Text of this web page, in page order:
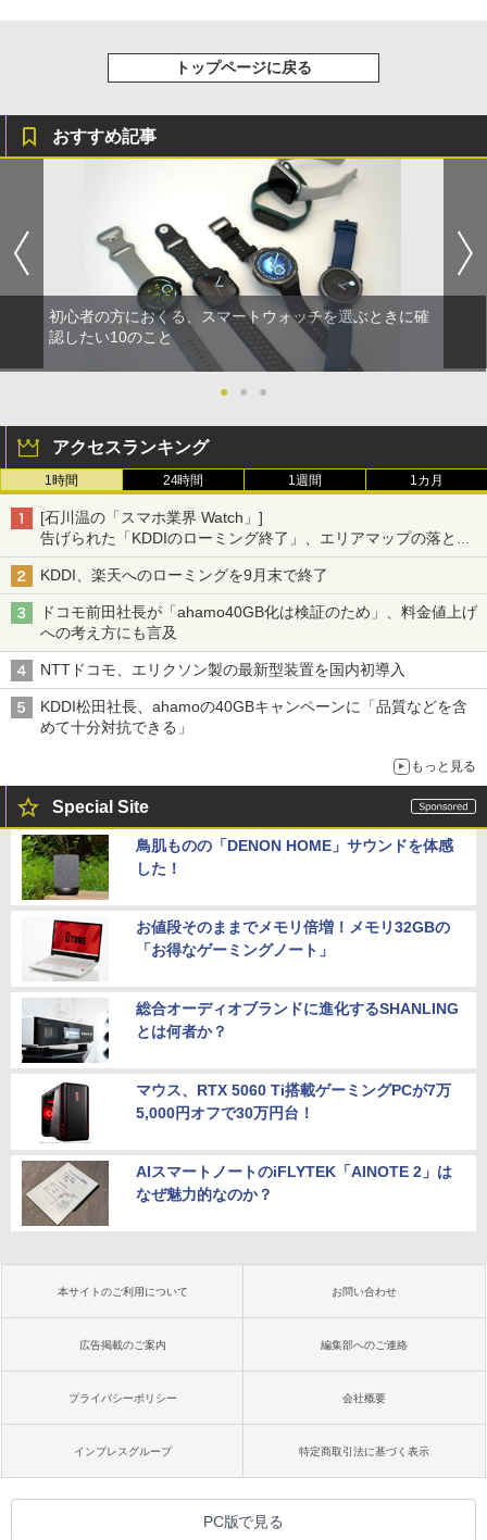
トップページに戻る
おすすめ記事
初心者の方におくる、スマートウォッチを選ぶときに確
認したい10のこと
● ● ●
アクセスランキング
1時間 24時間 1週間 1カ月
[石川温の「スマホ業界 Watch」]
告げられた「KDDIのローミング終了」、エリアマップの落とし
穴と楽天モバイルの課題
KDDI、楽天へのローミングを9月末で終了
ドコモ前田社長が「ahamo40GB化は検証のため」、料金値上げ
への考え方にも言及
NTTドコモ、エリクソン製の最新型装置を国内初導入
KDDI松田社長、ahamoの40GBキャンペーンに「品質などを含
めて十分対抗できる」
もっと見る
Special Site
鳥肌ものの「DENON HOME」サウンドを体感
した！
お値段そのままでメモリ倍増！メモリ32GBの
「お得なゲーミングノート」
総合オーディオブランドに進化するSHANLING
とは何者か？
マウス、RTX 5060 Ti搭載ゲーミングPCが7万
5,000円オフで30万円台！
AIスマートノートのiFLYTEK「AINOTE 2」は
なぜ魅力的なのか？
本サイトのご利用について お問い合わせ
広告掲載のご案内 編集部へのご連絡
プライバシーポリシー 会社概要
インプレスグループ 特定商取引法に基づく表示
PC版で見る